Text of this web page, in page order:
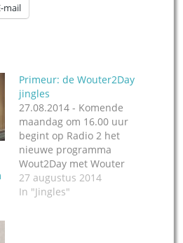
mail
Primeur: de Wouter2Day
jingles
27.08.2014 - Komende
maandag om 16.00 uur
begint op Radio 2 het
nieuwe programma
Wout2Day met Wouter
van der Goes. En
Jingleweb zou
27 augustus 2014
In "Jingles"